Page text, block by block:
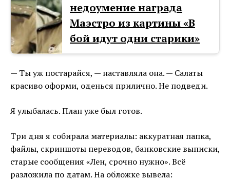
недоумение награда
Маэстро из картины «В
бой идут одни старики»
— Ты уж постарайся, — наставляла она. — Салаты
красиво оформи, оденься прилично. Не подведи.
Я улыбалась. План уже был готов.
Три дня я собирала материалы: аккуратная папка,
файлы, скриншоты переводов, банковские выписки,
старые сообщения «Лен, срочно нужно». Всё
разложила по датам. На обложке вывела: